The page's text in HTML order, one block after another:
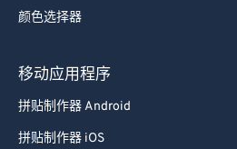
颜色选择器
移动应用程序
拼贴制作器 Android
拼贴制作器 iOS